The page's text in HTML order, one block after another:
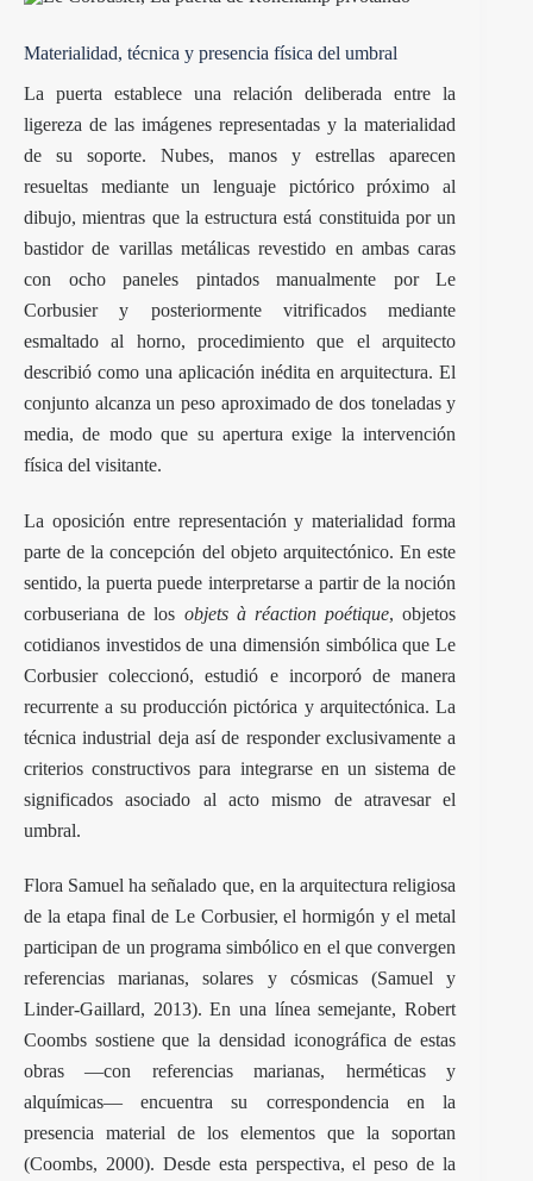
Materialidad, técnica y presencia física del umbral
La puerta establece una relación deliberada entre la
ligereza de las imágenes representadas y la materialidad
de su soporte. Nubes, manos y estrellas aparecen
resueltas mediante un lenguaje pictórico próximo al
dibujo, mientras que la estructura está constituida por un
bastidor de varillas metálicas revestido en ambas caras
con ocho paneles pintados manualmente por Le
Corbusier y posteriormente vitrificados mediante
esmaltado al horno, procedimiento que el arquitecto
describió como una aplicación inédita en arquitectura. El
conjunto alcanza un peso aproximado de dos toneladas y
media, de modo que su apertura exige la intervención
física del visitante.
La oposición entre representación y materialidad forma
parte de la concepción del objeto arquitectónico. En este
sentido, la puerta puede interpretarse a partir de la noción
corbuseriana de los objets à réaction poétique, objetos
cotidianos investidos de una dimensión simbólica que Le
Corbusier coleccionó, estudió e incorporó de manera
recurrente a su producción pictórica y arquitectónica. La
técnica industrial deja así de responder exclusivamente a
criterios constructivos para integrarse en un sistema de
significados asociado al acto mismo de atravesar el
umbral.
Flora Samuel ha señalado que, en la arquitectura religiosa
de la etapa final de Le Corbusier, el hormigón y el metal
participan de un programa simbólico en el que convergen
referencias marianas, solares y cósmicas (Samuel y
Linder-Gaillard, 2013). En una línea semejante, Robert
Coombs sostiene que la densidad iconográfica de estas
obras —con referencias marianas, herméticas y
alquímicas— encuentra su correspondencia en la
presencia material de los elementos que la soportan
(Coombs, 2000). Desde esta perspectiva, el peso de la